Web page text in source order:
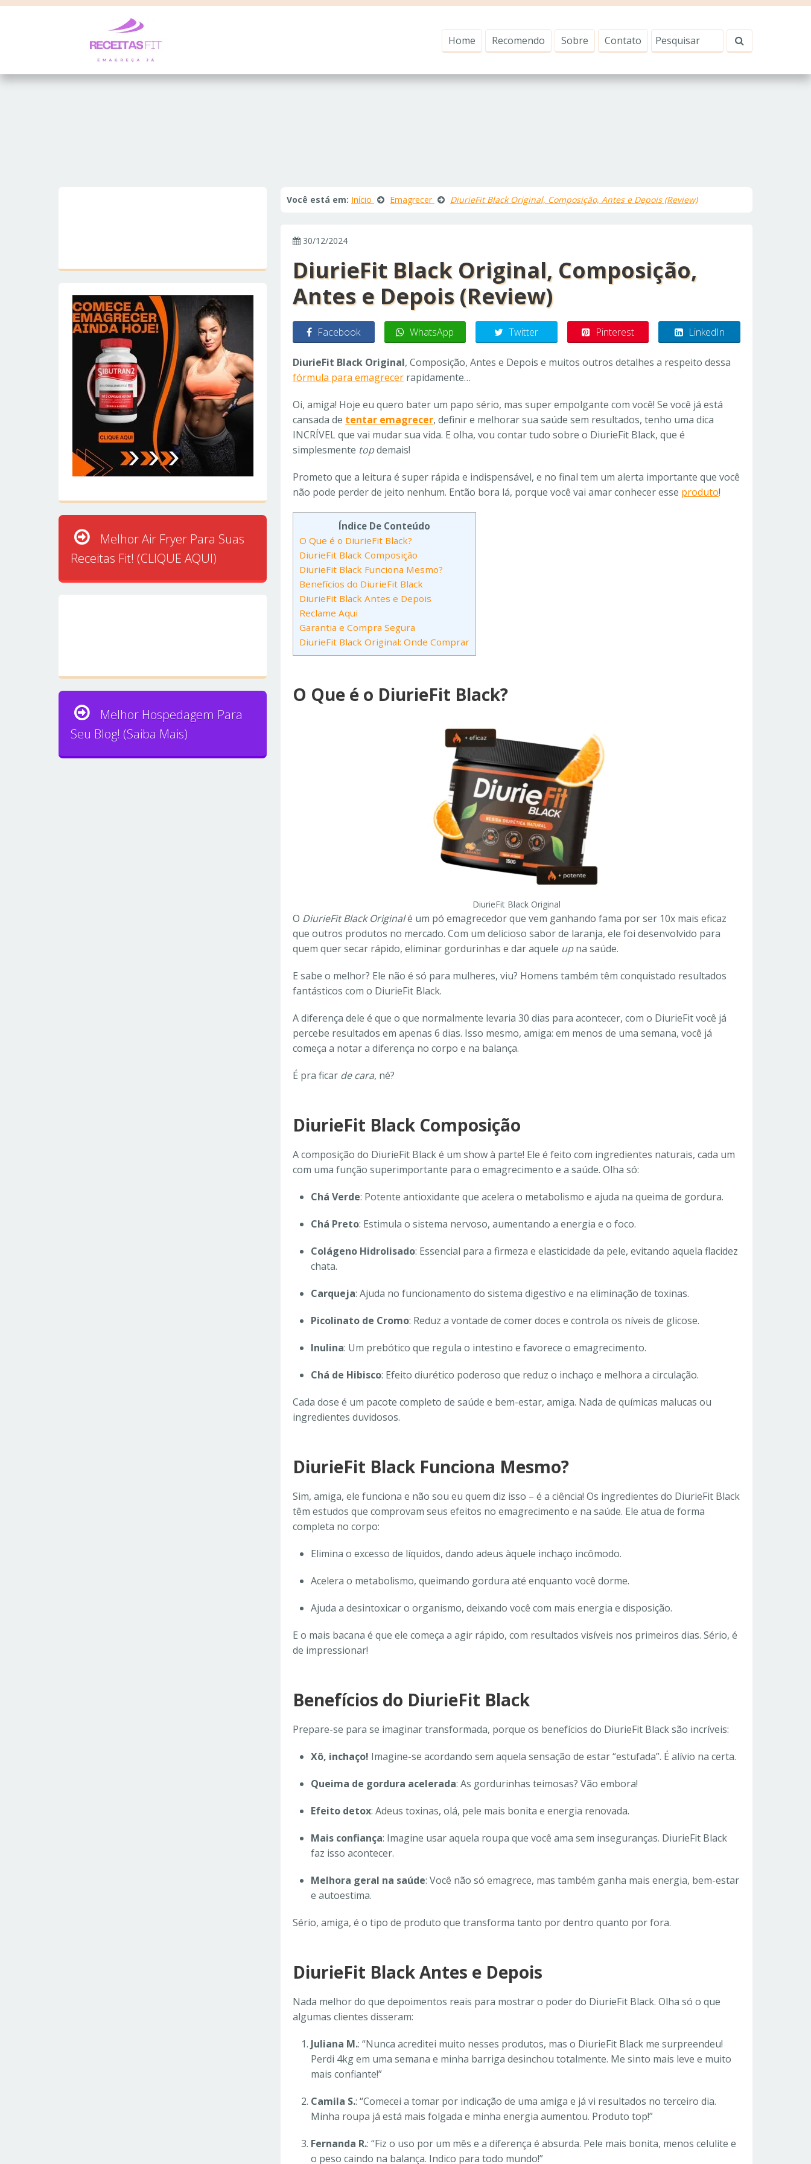
Home Recomendo Sobre Contato
Você está em: Início Emagrecer DiurieFit Black Original, Composição, Antes e Depois (Review)
30/12/2024
DiurieFit Black Original, Composição,
Antes e Depois (Review)
Facebook WhatsApp Twitter Pinterest LinkedIn
DiurieFit Black Original, Composição, Antes e Depois e muitos outros detalhes a respeito dessa
fórmula para emagrecer rapidamente…
Oi, amiga! Hoje eu quero bater um papo sério, mas super empolgante com você! Se você já está
cansada de tentar emagrecer, definir e melhorar sua saúde sem resultados, tenho uma dica
INCRÍVEL que vai mudar sua vida. E olha, vou contar tudo sobre o DiurieFit Black, que é
simplesmente topdemais!
Prometo que a leitura é super rápida e indispensável, e no final tem um alerta importante que você
não pode perder de jeito nenhum. Então bora lá, porque você vai amar conhecer esse produto!
Índice De Conteúdo
O Que é o DiurieFit Black?
DiurieFit Black Composição
DiurieFit Black Funciona Mesmo?
Benefícios do DiurieFit Black
DiurieFit Black Antes e Depois
Reclame Aqui
Garantia e Compra Segura
DiurieFit Black Original: Onde Comprar
O Que é o DiurieFit Black?
DiurieFit Black Original
O DiurieFit Black Originalé um pó emagrecedor que vem ganhando fama por ser 10x mais eficaz
que outros produtos no mercado. Com um delicioso sabor de laranja, ele foi desenvolvido para
quem quer secar rápido, eliminar gordurinhas e dar aquele upna saúde.
E sabe o melhor? Ele não é só para mulheres, viu? Homens também têm conquistado resultados
fantásticos com o DiurieFit Black.
A diferença dele é que o que normalmente levaria 30 dias para acontecer, com o DiurieFit você já
percebe resultados em apenas 6 dias. Isso mesmo, amiga: em menos de uma semana, você já
começa a notar a diferença no corpo e na balança.
É pra ficar de cara, né?
DiurieFit Black Composição
A composição do DiurieFit Black é um show à parte! Ele é feito com ingredientes naturais, cada um
com uma função superimportante para o emagrecimento e a saúde. Olha só:
Chá Verde: Potente antioxidante que acelera o metabolismo e ajuda na queima de gordura.
Chá Preto: Estimula o sistema nervoso, aumentando a energia e o foco.
Colágeno Hidrolisado: Essencial para a firmeza e elasticidade da pele, evitando aquela flacidez
chata.
Carqueja: Ajuda no funcionamento do sistema digestivo e na eliminação de toxinas.
Picolinato de Cromo: Reduz a vontade de comer doces e controla os níveis de glicose.
Inulina: Um prebótico que regula o intestino e favorece o emagrecimento.
Chá de Hibisco: Efeito diurético poderoso que reduz o inchaço e melhora a circulação.
Cada dose é um pacote completo de saúde e bem-estar, amiga. Nada de químicas malucas ou
ingredientes duvidosos.
DiurieFit Black Funciona Mesmo?
Sim, amiga, ele funciona e não sou eu quem diz isso – é a ciência! Os ingredientes do DiurieFit Black
têm estudos que comprovam seus efeitos no emagrecimento e na saúde. Ele atua de forma
completa no corpo:
Elimina o excesso de líquidos, dando adeus àquele inchaço incômodo.
Acelera o metabolismo, queimando gordura até enquanto você dorme.
Ajuda a desintoxicar o organismo, deixando você com mais energia e disposição.
E o mais bacana é que ele começa a agir rápido, com resultados visíveis nos primeiros dias. Sério, é
de impressionar!
Benefícios do DiurieFit Black
Prepare-se para se imaginar transformada, porque os benefícios do DiurieFit Black são incríveis:
Xô, inchaço! Imagine-se acordando sem aquela sensação de estar “estufada”. É alívio na certa.
Queima de gordura acelerada: As gordurinhas teimosas? Vão embora!
Efeito detox: Adeus toxinas, olá, pele mais bonita e energia renovada.
Mais confiança: Imagine usar aquela roupa que você ama sem inseguranças. DiurieFit Black
faz isso acontecer.
Melhora geral na saúde: Você não só emagrece, mas também ganha mais energia, bem-estar
e autoestima.
Sério, amiga, é o tipo de produto que transforma tanto por dentro quanto por fora.
DiurieFit Black Antes e Depois
Nada melhor do que depoimentos reais para mostrar o poder do DiurieFit Black. Olha só o que
algumas clientes disseram:
Juliana M.: “Nunca acreditei muito nesses produtos, mas o DiurieFit Black me surpreendeu!
Perdi 4kg em uma semana e minha barriga desinchou totalmente. Me sinto mais leve e muito
mais confiante!”
Camila S.: “Comecei a tomar por indicação de uma amiga e já vi resultados no terceiro dia.
Minha roupa já está mais folgada e minha energia aumentou. Produto top!”
Fernanda R.: “Fiz o uso por um mês e a diferença é absurda. Pele mais bonita, menos celulite e
o peso caindo na balança. Indico para todo mundo!”
Melhor Air Fryer Para Suas
Receitas Fit! (CLIQUE AQUI)
Melhor Hospedagem Para
Seu Blog! (Saiba Mais)